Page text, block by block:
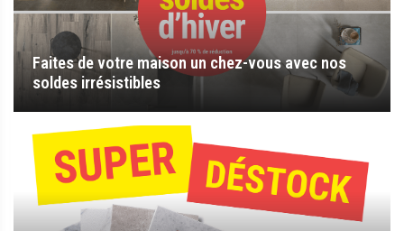
Faites de votre maison un chez-vous avec nos
soldes irrésistibles